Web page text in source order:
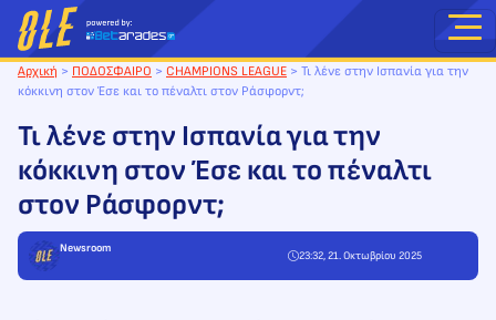
Μετάβαση
στο
περιεχόμενο
Αρχική > ΠΟΔΟΣΦΑΙΡΟ > CHAMPIONS LEAGUE > Τι λένε στην Ισπανία για την
κόκκινη στον Έσε και το πέναλτι στον Ράσφορντ;
Τι λένε στην Ισπανία για την
κόκκινη στον Έσε και το πέναλτι
στον Ράσφορντ;
Newsroom
23:32, 21. Οκτωβρίου 2025